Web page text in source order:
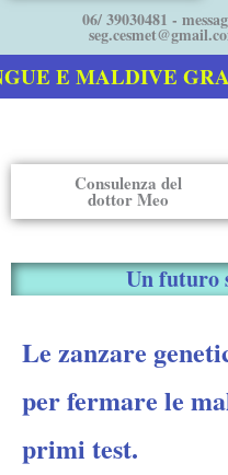
06/ 39030481 -
E MALDIVE
Consulenza del
dottor Meo
Un futuro
Le zanzare
per fermare le
primi test.